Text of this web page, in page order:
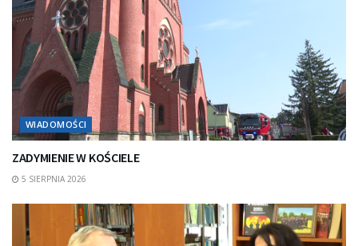
WIADOMOŚCI
ZADYMIENIE W KOŚCIELE
5 SIERPNIA 2026